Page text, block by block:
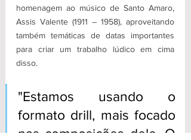
homenagem ao músico de Santo Amaro,
Assis Valente (1911 – 1958), aproveitando
também temáticas de datas importantes
para criar um trabalho lúdico em cima
disso.
"Estamos usando o
formato drill, mais focado
nas composições dele. O